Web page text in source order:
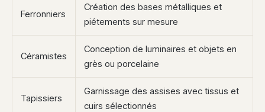
Ferronniers
Création des bases métalliques et
piétements sur mesure
Céramistes
Conception de luminaires et objets en
grès ou porcelaine
Tapissiers
Garnissage des assises avec tissus et
cuirs sélectionnés